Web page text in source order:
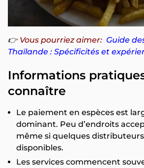
👉 Vous pourriez aimer: Guide
Thaïlande : Spécificités et
Informations
connaître
Le paiement en espèces est
dominant. Peu d’endroits
même si quelques
disponibles.
Les services commencent